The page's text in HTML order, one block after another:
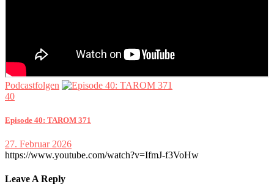
Podcastfolgen
40
Episode 40: TAROM 371
27. Februar 2026
https://www.youtube.com/watch?v=IfmJ-f3VoHw
Leave A Reply